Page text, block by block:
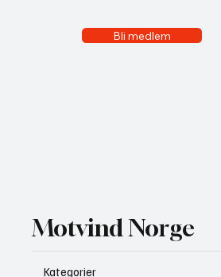
Bli medlem
Motvind Norge
Kategorier